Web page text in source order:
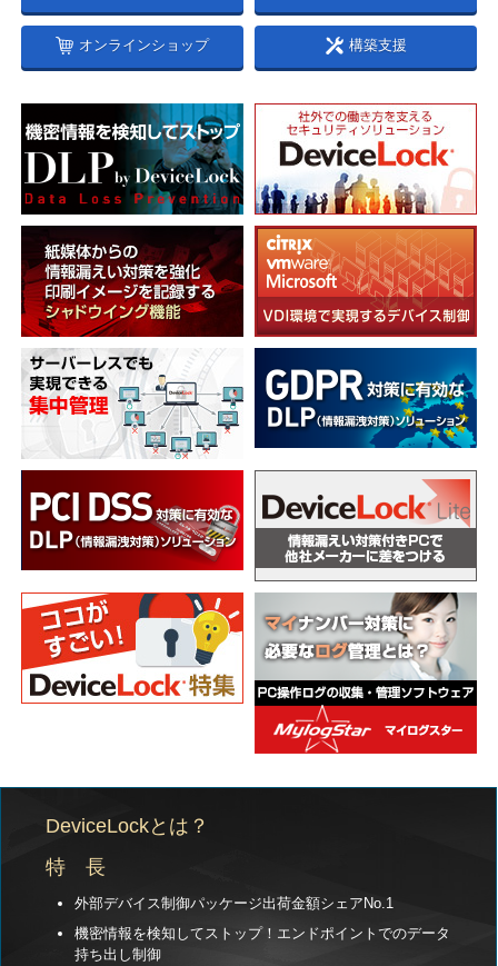
オンラインショップ 構築支援
DeviceLockとは？
特 長
外部デバイス制御パッケージ出荷金額シェアNo.1
機密情報を検知してストップ！エンドポイントでのデータ
持ち出し制御